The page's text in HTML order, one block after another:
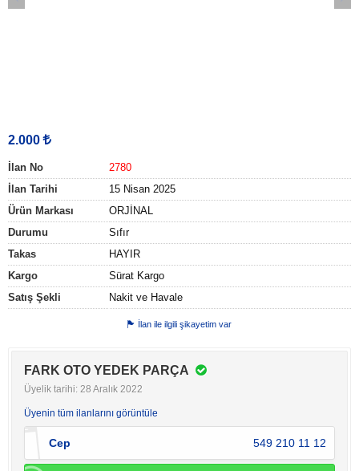
2.000
İlan No
2780
İlan Tarihi
15 Nisan 2025
Ürün Markası
ORJİNAL
Durumu
Sıfır
Takas
HAYIR
Kargo
Sürat Kargo
Satış Şekli
Nakit ve Havale
İlan ile ilgili şikayetim var
FARK OTO YEDEK PARÇA
Üyelik tarihi: 28 Aralık 2022
Üyenin tüm ilanlarını görüntüle
Cep 549 210 11 12